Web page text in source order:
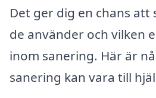
Det ger dig en chans att
de använder och vilken
inom sanering. Här är
sanering kan vara till